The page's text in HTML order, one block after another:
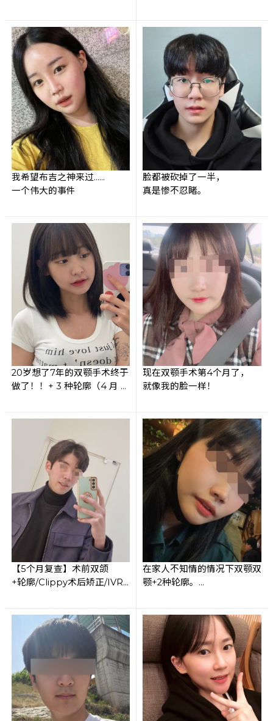
从问好改为句号。
我希望布吉之神来过……
一个伟大的事件
脸都被砍掉了一半，
真是惨不忍睹。
20岁想了7年的双颚手术终于
做了！！+ 3 种轮廓（4 月 5
现在双颚手术第4个月了，
就像我的脸一样！
【5个月复查】术前双颌
+轮廓/Clippy术后矫正/IVR
在家人不知情的情况下双颚双
颚+2种轮廓。